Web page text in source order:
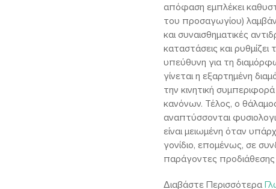
απόφαση εμπλέκει
του προσαγωγίου)
και συναισθηματικές
καταστάσεις και
υπεύθυνη για τη
γίνεται η εξαρτημένη
την κινητική
κανόνων. Τέλος, ο
αναπτύσσονται
είναι μειωμένη όταν
γονίδιο, επομένως, σε
παράγοντες
Διαβάστε Περισσότερα